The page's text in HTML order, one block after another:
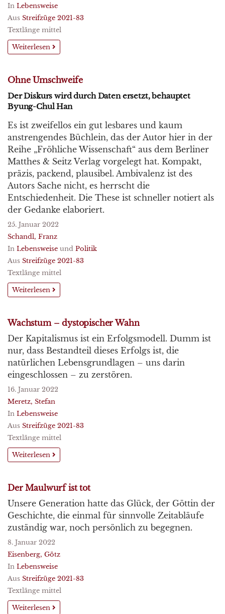
In Lebensweise
Aus Streifzüge 2021-83
Textlänge mittel
Weiterlesen
Ohne Umschweife
Der Diskurs wird durch Daten ersetzt, behauptet
Byung-Chul Han
Es ist zweifellos ein gut lesbares und kaum
anstrengendes Büchlein, das der Autor hier in der
Reihe „Fröhliche Wissenschaft“ aus dem Berliner
Matthes & Seitz Verlag vorgelegt hat. Kompakt,
präzis, packend, plausibel. Ambivalenz ist des
Autors Sache nicht, es herrscht die
Entschiedenheit. Die These ist schneller notiert als
der Gedanke elaboriert.
25. Januar 2022
Schandl, Franz
In Lebensweise und Politik
Aus Streifzüge 2021-83
Textlänge mittel
Weiterlesen
Wachstum – dystopischer Wahn
Der Kapitalismus ist ein Erfolgsmodell. Dumm ist
nur, dass Bestandteil dieses Erfolgs ist, die
natürlichen Lebensgrundlagen – uns darin
eingeschlossen – zu zerstören.
16. Januar 2022
Meretz, Stefan
In Lebensweise
Aus Streifzüge 2021-83
Textlänge mittel
Weiterlesen
Der Maulwurf ist tot
Unsere Generation hatte das Glück, der Göttin der
Geschichte, die einmal für sinnvolle Zeitabläufe
zuständig war, noch persönlich zu begegnen.
8. Januar 2022
Eisenberg, Götz
In Lebensweise
Aus Streifzüge 2021-83
Textlänge mittel
Weiterlesen